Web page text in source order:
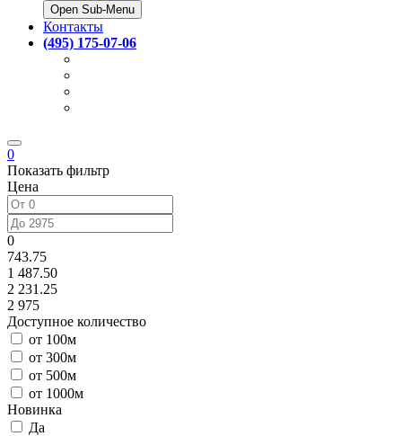
Open Sub-Menu
Контакты
(495) 175-07-06
0
Показать фильтр
Цена
0
743.75
1 487.50
2 231.25
2 975
Доступное количество
от 100м
от 300м
от 500м
от 1000м
Новинка
Да